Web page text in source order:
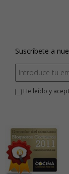
Suscríbete a
He leído y